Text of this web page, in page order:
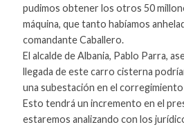
pudimos obtener los otros 50
máquina, que tanto habíamos
comandante Caballero.
El alcalde de Albania, Pablo Parra,
llegada de este carro cisterna
una subestación en el
Esto tendrá un incremento en el
estaremos analizando con los